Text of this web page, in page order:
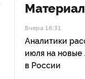
Вчера 16:31
Аналитики
июля на новые
в России